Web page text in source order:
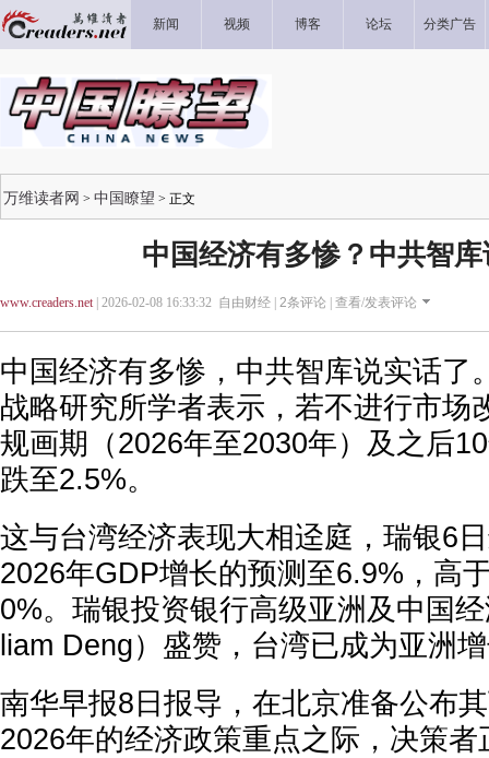
新闻 视频 博客 论坛 分类广告
万维读者网 > 中国瞭望 > 正文
中国经济有多惨？中共智
www.creaders.net| 2026-02-08 16:33:32 自由财经 | 2条评论 | 查看/发表评论
中国经济有多惨，中共智库说实话了
战略研究所学者表示，若不进行市场
规画期（2026年至2030年）及之后
跌至2.5%。
这与台湾经济表现大相迳庭，瑞银6
2026年GDP增长的预测至6.9%，高
0%。瑞银投资银行高级亚洲及中国
liam Deng）盛赞，台湾已成为亚洲
南华早报8日报导，在北京准备公布
2026年的经济政策重点之际，决策